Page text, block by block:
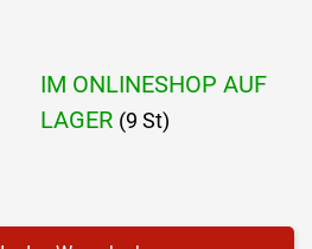
IM ONLINESHOP AUF
LAGER (9 St)